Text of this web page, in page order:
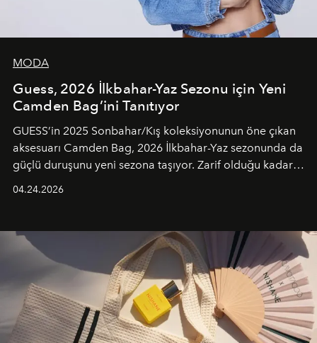
MODA
Guess, 2026 İlkbahar-Yaz Sezonu için Yeni
Camden Bag’ini Tanıtıyor
GUESS’in 2025 Sonbahar/Kış koleksiyonunun öne çıkan
aksesuarı Camden Bag, 2026 İlkbahar-Yaz sezonunda da
güçlü duruşunu yeni sezona taşıyor. Zarif olduğu kadar
04.24.2026